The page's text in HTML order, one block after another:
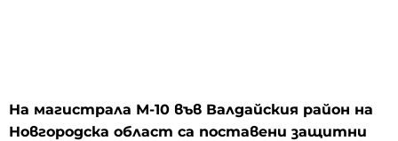
На магистрала М-10 във Валдайския район на
Новгородска област са поставени защитни